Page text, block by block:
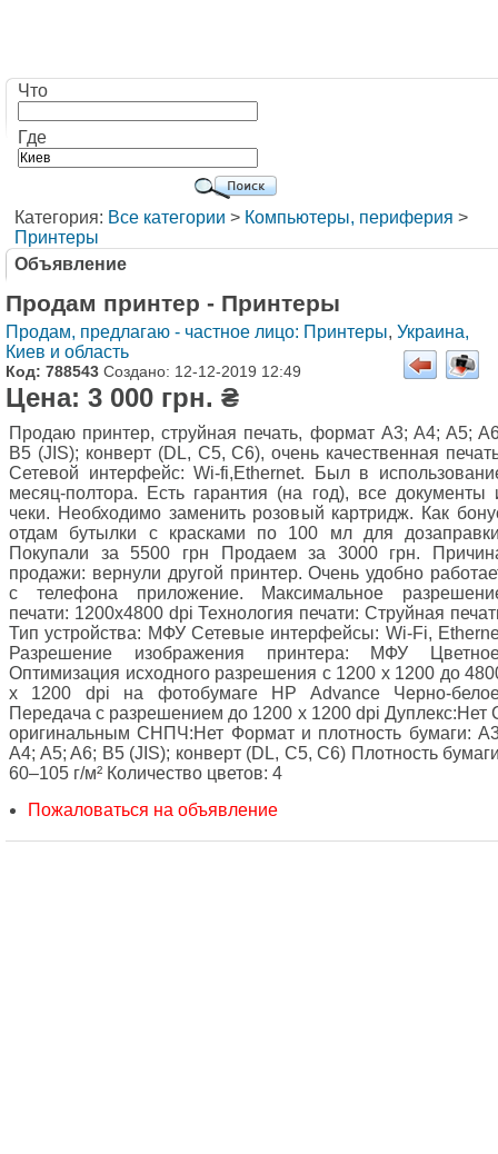
Что
Где
Категория: Все категории > Компьютеры, периферия >
Принтеры
Объявление
Продам принтер - Принтеры
Продам, предлагаю - частное лицо: Принтеры, Украина,
Киев и область
Код: 788543 Создано: 12-12-2019 12:49
Цена: 3 000 грн. ₴
Продаю принтер, струйная печать, формат A3; A4; A5;
B5 (JIS); конверт (DL, C5, C6), очень качественная
Сетевой интерфейс: Wi-fi,Ethernet. Был в
месяц-полтора. Есть гарантия (на год), все документы
чеки. Необходимо заменить розовый картридж. Как
отдам бутылки с красками по 100 мл для
Покупали за 5500 грн Продаем за 3000 грн.
продажи: вернули другой принтер. Очень удобно
с телефона приложение. Максимальное
печати: 1200x4800 dpi Технология печати: Струйная
Тип устройства: МФУ Сетевые интерфейсы: Wi-Fi,
Разрешение изображения принтера: МФУ
Оптимизация исходного разрешения с 1200 x 1200 до
x 1200 dpi на фотобумаге HP Advance Черно-
Передача с разрешением до 1200 x 1200 dpi Дуплекс:Нет
оригинальным СНПЧ:Нет Формат и плотность бумаги:
A4; A5; A6; B5 (JIS); конверт (DL, C5, C6) Плотность
60–105 г/м² Количество цветов: 4
Пожаловаться на объявление